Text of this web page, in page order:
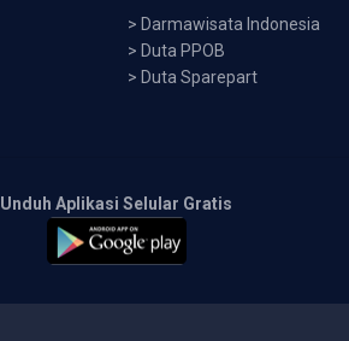
> Darmawisata Indonesia
> Duta PPOB
> Duta Sparepart
Unduh Aplikasi Selular Gratis